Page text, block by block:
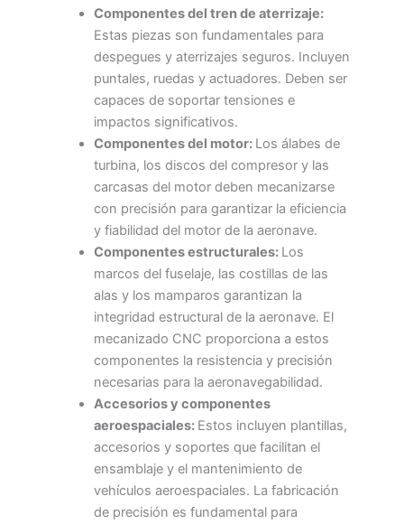
Componentes del tren de aterrizaje:
Estas piezas son fundamentales para
despegues y aterrizajes seguros. Incluyen
puntales, ruedas y actuadores. Deben ser
capaces de soportar tensiones e
impactos significativos.
Componentes del motor: Los álabes de
turbina, los discos del compresor y las
carcasas del motor deben mecanizarse
con precisión para garantizar la eficiencia
y fiabilidad del motor de la aeronave.
Componentes estructurales: Los
marcos del fuselaje, las costillas de las
alas y los mamparos garantizan la
integridad estructural de la aeronave. El
mecanizado CNC proporciona a estos
componentes la resistencia y precisión
necesarias para la aeronavegabilidad.
Accesorios y componentes
aeroespaciales: Estos incluyen plantillas,
accesorios y soportes que facilitan el
ensamblaje y el mantenimiento de
vehículos aeroespaciales. La fabricación
de precisión es fundamental para